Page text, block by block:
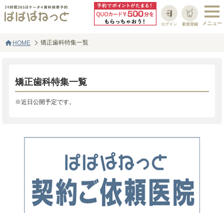
新規登録
ログイン
homeHOME 矯正歯科特集一覧
矯正歯科特集一覧
※近日公開予定です。